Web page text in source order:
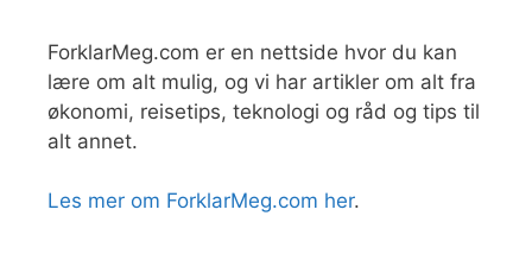
ForklarMeg.com er en nettside hvor du kan
lære om alt mulig, og vi har artikler om alt fra
økonomi, reisetips, teknologi og råd og tips til
alt annet.
Les mer om ForklarMeg.com her.